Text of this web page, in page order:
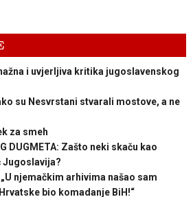
i uvjerljiva kritika jugoslavenskog
su Nesvrstani stvarali mostove, a ne
za smeh
DUGMETA: Zašto neki skaču kao
Jugoslavija?
„U njemačkim arhivima našao sam
bio komadanje BiH!“